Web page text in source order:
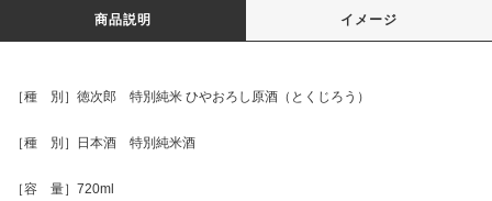
商品説明 イメージ
［種 別］徳次郎 特別純米 ひやおろし原酒（とくじろう）
［種 別］日本酒 特別純米酒
［容 量］720ml